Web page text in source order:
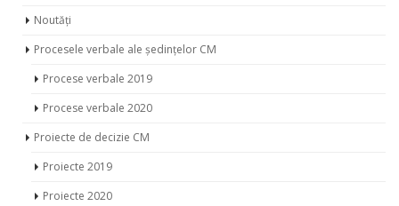
Noutăți
Procesele verbale ale ședințelor CM
Procese verbale 2019
Procese verbale 2020
Proiecte de decizie CM
Proiecte 2019
Proiecte 2020